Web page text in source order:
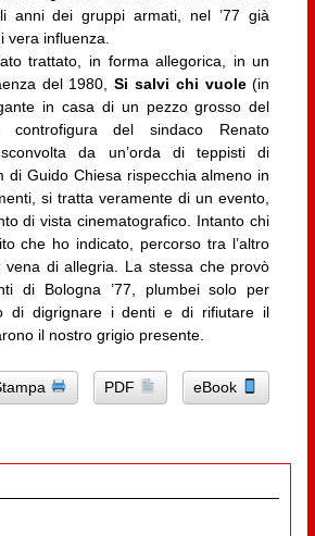
anni dei gruppi armati, nel ’77 già
vera influenza.
trattato, in forma allegorica, in un
del 1980,Si salvi chi vuole(in
in casa di un pezzo grosso del
controfigura del sindaco Renato
da un’orda di teppisti di
di Guido Chiesa rispecchia almeno in
si tratta veramente di un evento,
di vista cinematografico. Intanto chi
che ho indicato, percorso tra l’altro
vena di allegria. La stessa che provò
di Bologna ’77, plumbei solo per
di digrignare i denti e di rifiutare il
il nostro grigio presente.
PDF eBook